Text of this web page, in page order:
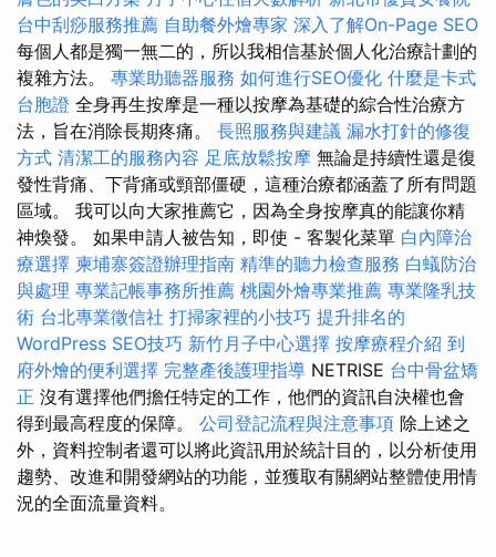
台中刮痧服務推薦 自助餐外燴專家 深入了解On-Page SEO
每個人都是獨一無二的，所以我相信基於個人化治療計劃的
複雜方法。 專業助聽器服務 如何進行SEO優化 什麼是卡式
台胞證 全身再生按摩是一種以按摩為基礎的綜合性治療方
法，旨在消除長期疼痛。 長照服務與建議 漏水打針的修復
方式 清潔工的服務內容 足底放鬆按摩 無論是持續性還是復
發性背痛、下背痛或頸部僵硬，這種治療都涵蓋了所有問題
區域。 我可以向大家推薦它，因為全身按摩真的能讓你精
神煥發。 如果申請人被告知，即使 - 客製化菜單 白內障治
療選擇 柬埔寨簽證辦理指南 精準的聽力檢查服務 白蟻防治
與處理 專業記帳事務所推薦 桃園外燴專業推薦 專業隆乳技
術 台北專業徵信社 打掃家裡的小技巧 提升排名的
WordPress SEO技巧 新竹月子中心選擇 按摩療程介紹 到
府外燴的便利選擇 完整產後護理指導 NETRISE 台中骨盆矯
正 沒有選擇他們擔任特定的工作，他們的資訊自決權也會
得到最高程度的保障。 公司登記流程與注意事項 除上述之
外，資料控制者還可以將此資訊用於統計目的，以分析使用
趨勢、改進和開發網站的功能，並獲取有關網站整體使用情
況的全面流量資料。